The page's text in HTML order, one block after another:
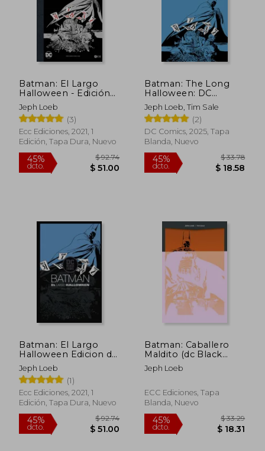
45%
dcto.
45%
dcto.
Batman: El Largo
Halloween - Edición
Deluxe Limitada en
Blanco y Negro
Jeph Loeb
(3)
Ecc Ediciones, 2021, 1
Edición, Tapa Dura, Nuevo
45%
dcto. $ 51.00
Batman: The Long
Halloween: DC
Compact Comics
Edition (en Inglés)
Jeph Loeb, Tim Sale
(2)
DC Comics, 2025, Tapa
Blanda, Nuevo
45%
dcto. $
Batman: El Largo
Halloween Edicion dc
Black Label 3 Edicion
Jeph Loeb
(1)
Ecc Ediciones, 2021, 1
Edición, Tapa Dura, Nuevo
Batman: Caballero
Maldito (dc Black
Label Pocket)
Jeph Loeb
ECC Ediciones, Tapa
Blanda, Nuevo